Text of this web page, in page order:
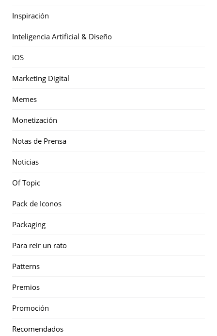
Inspiración
Inteligencia Artificial & Diseño
iOS
Marketing Digital
Memes
Monetización
Notas de Prensa
Noticias
Of Topic
Pack de Iconos
Packaging
Para reir un rato
Patterns
Premios
Promoción
Recomendados